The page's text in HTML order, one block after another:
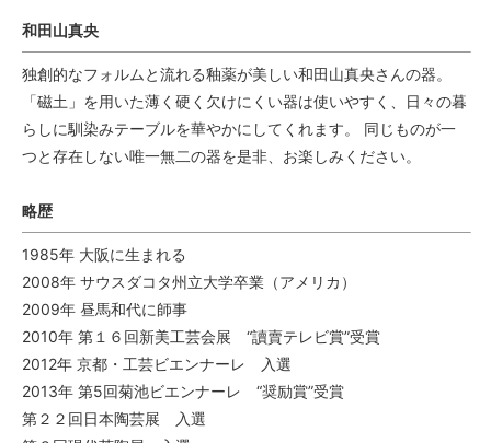
和田山真央
独創的なフォルムと流れる釉薬が美しい和田山真央さんの器。
「磁土」を用いた薄く硬く欠けにくい器は使いやすく、日々の暮
らしに馴染みテーブルを華やかにしてくれます。 同じものが一
つと存在しない唯一無二の器を是非、お楽しみください。
略歴
1985年 大阪に生まれる
2008年 サウスダコタ州立大学卒業（アメリカ）
2009年 昼馬和代に師事
2010年 第１６回新美工芸会展 “讀賣テレビ賞”受賞
2012年 京都・工芸ビエンナーレ 入選
2013年 第5回菊池ビエンナーレ “奨励賞”受賞
第２２回日本陶芸展 入選